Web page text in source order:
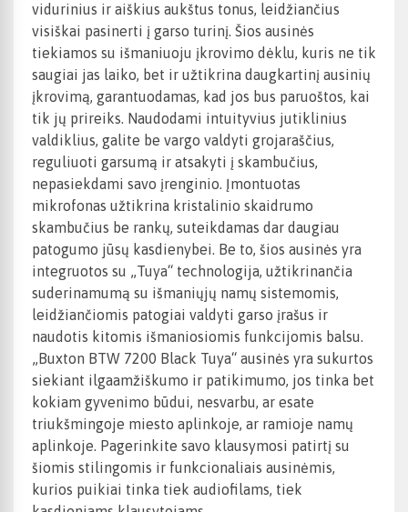
vidurinius ir aiškius aukštus tonus, leidžiančius
visiškai pasinerti į garso turinį. Šios ausinės
tiekiamos su išmaniuoju įkrovimo dėklu, kuris ne tik
saugiai jas laiko, bet ir užtikrina daugkartinį ausinių
įkrovimą, garantuodamas, kad jos bus paruoštos, kai
tik jų prireiks. Naudodami intuityvius jutiklinius
valdiklius, galite be vargo valdyti grojaraščius,
reguliuoti garsumą ir atsakyti į skambučius,
nepasiekdami savo įrenginio. Įmontuotas
mikrofonas užtikrina kristalinio skaidrumo
skambučius be rankų, suteikdamas dar daugiau
patogumo jūsų kasdienybei. Be to, šios ausinės yra
integruotos su „Tuya“ technologija, užtikrinančia
suderinamumą su išmaniųjų namų sistemomis,
leidžiančiomis patogiai valdyti garso įrašus ir
naudotis kitomis išmaniosiomis funkcijomis balsu.
„Buxton BTW 7200 Black Tuya“ ausinės yra sukurtos
siekiant ilgaamžiškumo ir patikimumo, jos tinka bet
kokiam gyvenimo būdui, nesvarbu, ar esate
triukšmingoje miesto aplinkoje, ar ramioje namų
aplinkoje. Pagerinkite savo klausymosi patirtį su
šiomis stilingomis ir funkcionaliais ausinėmis,
kurios puikiai tinka tiek audiofilams, tiek